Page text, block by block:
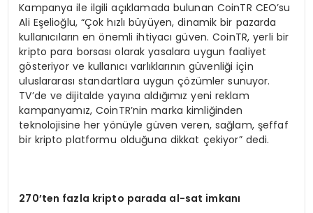
Kampanya ile ilgili açıklamada bulunan CoinTR CEO’su
Ali Eşelioğlu, “Çok hızlı büyüyen, dinamik bir pazarda
kullanıcıların en önemli ihtiyacı güven. CoinTR, yerli bir
kripto para borsası olarak yasalara uygun faaliyet
gösteriyor ve kullanıcı varlıklarının güvenliği için
uluslararası standartlara uygun çözümler sunuyor.
TV’de ve dijitalde yayına aldığımız yeni reklam
kampanyamız, CoinTR’nin marka kimliğinden
teknolojisine her yönüyle güven veren, sağlam, şeffaf
bir kripto platformu olduğuna dikkat çekiyor” dedi.
270’ten fazla kripto parada al-sat imkanı